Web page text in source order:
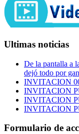
Ultimas noticias
De la pantalla a
dejó todo por
INVITACION
INVITACION
INVITACION
INVITACION
Formulario de